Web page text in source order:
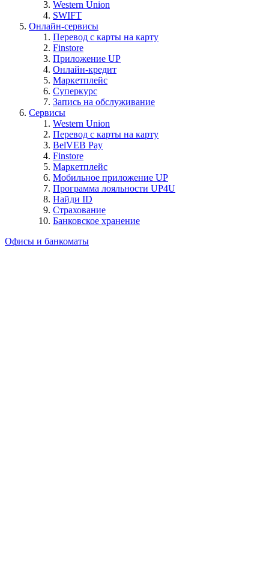
Western Union
SWIFT
Онлайн-сервисы
Перевод с карты на карту
Finstore
Приложение UP
Онлайн-кредит
Маркетплейс
Суперкурс
Запись на обслуживание
Сервисы
Western Union
Перевод с карты на карту
BelVEB Pay
Finstore
Маркетплейс
Мобильное приложение UP
Программа лояльности UP4U
Найди ID
Страхование
Банковское хранение
Офисы и банкоматы